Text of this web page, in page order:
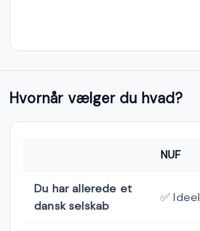
Hvornår vælger du hvad?
NUF
Du har allerede et
dansk selskab
✅ Ideel